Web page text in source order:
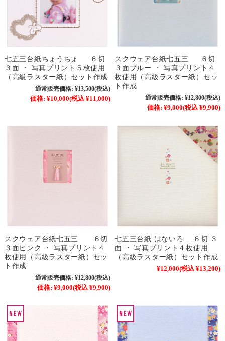
七五三台紙ちょうちょ ６切
３面 ・ 写真プリント５枚使用
（高級ラスター紙）セット作成
通常販売価格: ¥13,500(税込)
価格: ¥10,000(税込 ¥11,000)
スクウェア台紙七五三 ６切
３面ブルー ・ 写真プリント４
枚使用（高級ラスター紙）セッ
ト作成
通常販売価格: ¥12,800(税込)
価格: ¥9,000(税込 ¥9,900)
スクウェア台紙七五三 ６切
３面ピンク ・ 写真プリント４
枚使用（高級ラスター紙）セッ
ト作成
通常販売価格: ¥12,800(税込)
価格: ¥9,000(税込 ¥9,900)
七五三台紙 はないろ ６切 ３
面 ・ 写真プリント４枚使用
（高級ラスター紙）セット作成
¥12,000(税込 ¥13,200)